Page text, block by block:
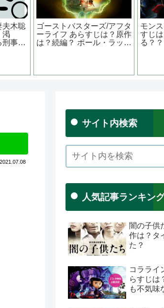
望
る
らな
野球少女 あらすじは？原作
は？スタントなし？梨泰院
クラス イ・ジュヨン主演
ガンズ
は？原
プログ
2021.07.08
サイト内検索
人気記事ランキン
闇の子
作は？タ
た？
コララ
らすじは
も不気味